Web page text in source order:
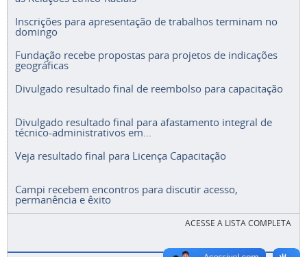
Inscrições para apresentação de trabalhos terminam no
domingo
Fundação recebe propostas para projetos de indicações
geográficas
Divulgado resultado final de reembolso para capacitação
Divulgado resultado final para afastamento integral de
técnico-administrativos em...
Veja resultado final para Licença Capacitação
Campi recebem encontros para discutir acesso,
permanência e êxito
ACESSE A LISTA COMPLETA